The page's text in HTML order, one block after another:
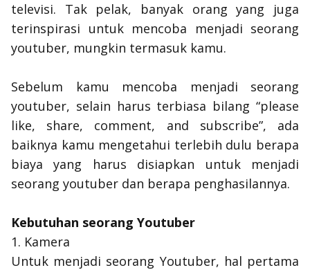
televisi. Tak pelak, banyak orang yang juga
terinspirasi untuk mencoba menjadi seorang
youtuber, mungkin termasuk kamu.
Sebelum kamu mencoba menjadi seorang
youtuber, selain harus terbiasa bilang “please
like, share, comment, and subscribe”, ada
baiknya kamu mengetahui terlebih dulu berapa
biaya yang harus disiapkan untuk menjadi
seorang youtuber dan berapa penghasilannya.
Kebutuhan seorang Youtuber
1. Kamera
Untuk menjadi seorang Youtuber, hal pertama